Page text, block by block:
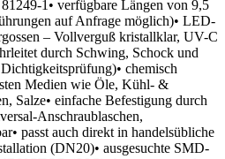
1• verfügbare Längen von 9,5
auf Anfrage möglich)• LED-
– Vollverguß kristallklar, UV-C
durch Schwing, Schock und
chemisch
Medien wie Öle, Kühl- &
Salze• einfache Befestigung durch
Anschraublaschen,
passt auch direkt in handelsübliche
(DN20)• ausgesuchte SMD-